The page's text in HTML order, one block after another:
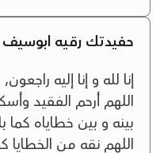
حفيدتك رقيه ابوسيف
إنا لله و إنا إليه
اللهم أرحم الفقيد
بينه و بين خطاياه
اللهم نقه من